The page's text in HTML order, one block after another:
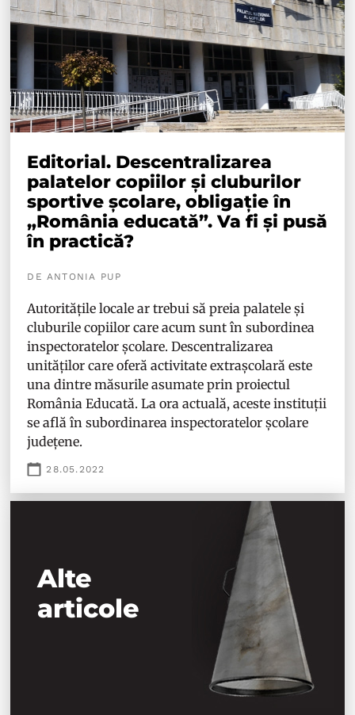
Editorial. Descentralizarea
palatelor copiilor și cluburilor
sportive școlare, obligație în
„România educată”. Va fi și pusă
în practică?
DE ANTONIA PUP
Autoritățile locale ar trebui să preia palatele și
cluburile copiilor care acum sunt în subordinea
inspectoratelor școlare. Descentralizarea
unităților care oferă activitate extrașcolară este
una dintre măsurile asumate prin proiectul
România Educată. La ora actuală, aceste instituții
se află în subordinarea inspectoratelor școlare
județene.
28.05.2022
Alte
articole